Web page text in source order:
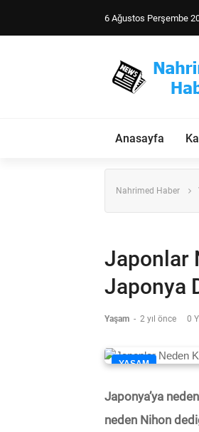
6 Ağustos Perşembe
Anasayfa
Nahrimed Haber
Japonlar
Japonya
Yaşam - 2 yıl önce 0
YAŞAM
Japonya’ya
neden Nihon